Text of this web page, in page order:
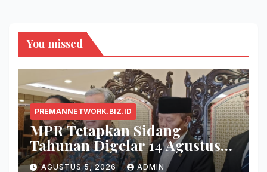
You missed
PREMANNETWORK.BIZ.ID
MPR Tetapkan Sidang
Tahunan Digelar 14 Agustus
2026
AGUSTUS 5, 2026 ADMIN